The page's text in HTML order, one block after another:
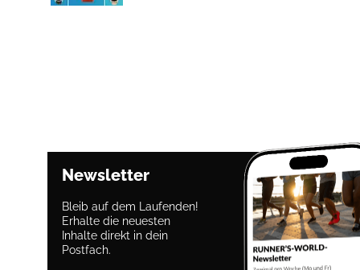
Newsletter
Bleib auf dem Laufenden!
Erhalte die neuesten
Inhalte direkt in dein
Postfach.